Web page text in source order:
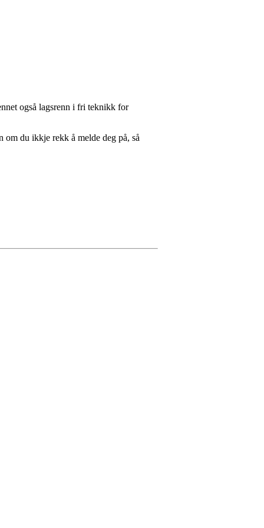
også lagsrenn i fri teknikk for
du ikkje rekk å melde deg på, så